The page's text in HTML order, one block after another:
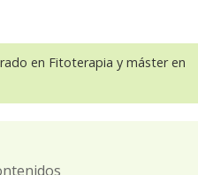
en Fitoterapia y máster en